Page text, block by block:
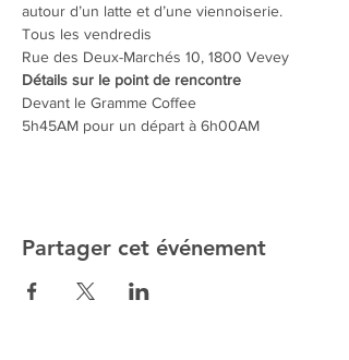
autour d’un latte et d’une viennoiserie.
Tous les vendredis
Rue des Deux-Marchés 10, 1800 Vevey
Détails sur le point de rencontre
Devant le Gramme Coffee
5h45AM pour un départ à 6h00AM
Partager cet événement